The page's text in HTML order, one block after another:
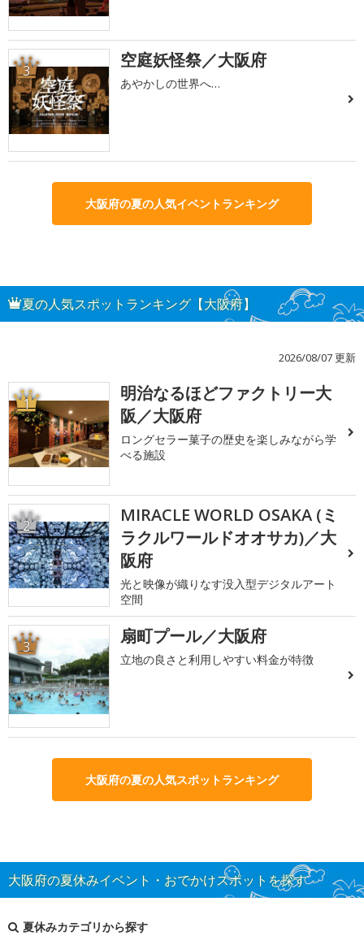
3 空庭妖怪祭／大阪府
あやかしの世界へ…
大阪府の夏の人気イベントランキング
夏の人気スポットランキング【大阪府】
2026/08/07 更新
1
明治なるほどファクトリー大
阪／大阪府
ロングセラー菓子の歴史を楽しみながら学
べる施設
2
MIRACLE WORLD OSAKA (ミ
ラクルワールドオオサカ)／大
阪府
光と映像が織りなす没入型デジタルアート
空間
3 扇町プール／大阪府
立地の良さと利用しやすい料金が特徴
大阪府の夏の人気スポットランキング
大阪府の夏休みイベント・おでかけスポットを探す
夏休みカテゴリから探す